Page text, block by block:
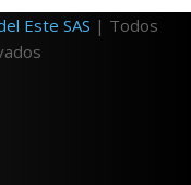
Este SAS | Todos